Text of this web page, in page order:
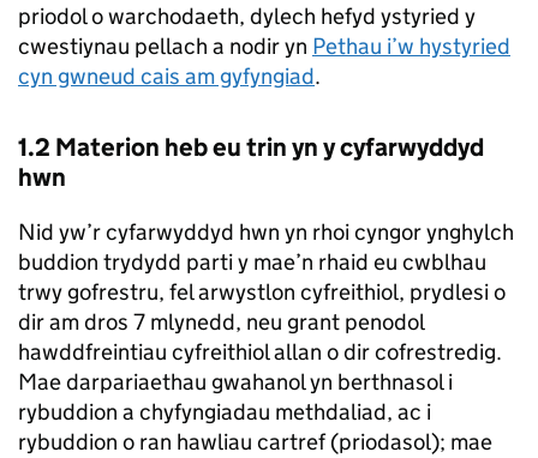
priodol o warchodaeth, dylech hefyd ystyried y
cwestiynau pellach a nodir yn Pethau i’w hystyried
cyn gwneud cais am gyfyngiad.
1.2 Materion heb eu trin yn y cyfarwyddyd
hwn
Nid yw’r cyfarwyddyd hwn yn rhoi cyngor ynghylch
buddion trydydd parti y mae’n rhaid eu cwblhau
trwy gofrestru, fel arwystlon cyfreithiol, prydlesi o
dir am dros 7 mlynedd, neu grant penodol
hawddfreintiau cyfreithiol allan o dir cofrestredig.
Mae darpariaethau gwahanol yn berthnasol i
rybuddion a chyfyngiadau methdaliad, ac i
rybuddion o ran hawliau cartref (priodasol); mae